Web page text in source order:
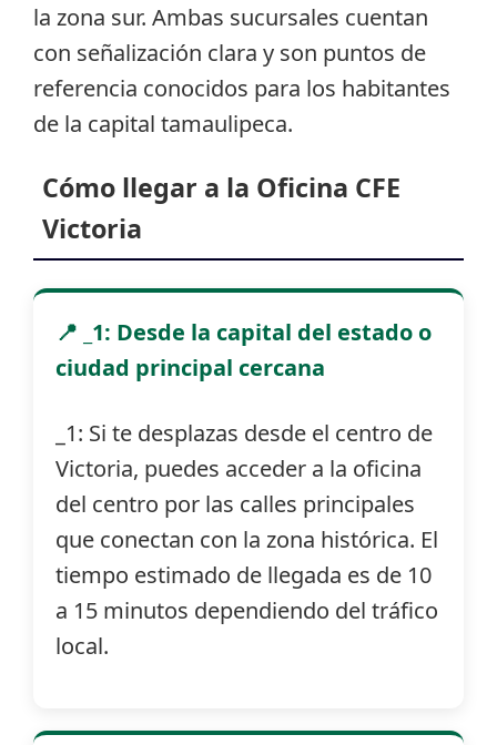
la zona sur. Ambas sucursales cuentan
con señalización clara y son puntos de
referencia conocidos para los habitantes
de la capital tamaulipeca.
Cómo llegar a la Oficina CFE
Victoria
📍 _1: Desde la capital del estado o
ciudad principal cercana
_1: Si te desplazas desde el centro de
Victoria, puedes acceder a la oficina
del centro por las calles principales
que conectan con la zona histórica. El
tiempo estimado de llegada es de 10
a 15 minutos dependiendo del tráfico
local.